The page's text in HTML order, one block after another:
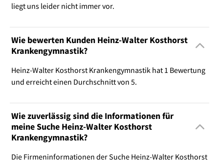
liegt uns leider nicht immer vor.
Wie bewerten Kunden Heinz-Walter Kosthorst
Krankengymnastik?
Heinz-Walter Kosthorst Krankengymnastik hat 1 Bewertung
und erreicht einen Durchschnitt von 5.
Wie zuverlässig sind die Informationen für
meine Suche Heinz-Walter Kosthorst
Krankengymnastik?
Die Firmeninformationen der Suche Heinz-Walter Kosthorst